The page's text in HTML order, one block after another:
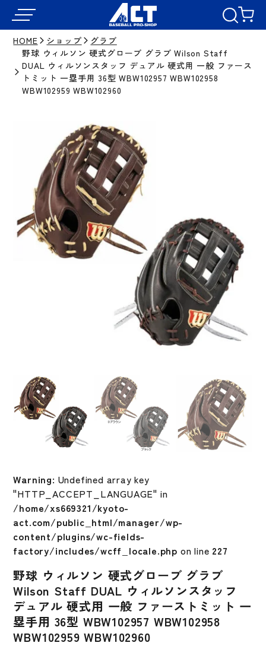
HOME ショップ
グラブ
野球 ウィルソン 硬式グローブ グラブ Wilson Staff
DUAL ウィルソンスタッフ デュアル 硬式用 一般 ファース
トミット 一塁手用 36型 WBW102957 WBW102958
WBW102959 WBW102960
Warning: Undefined array key
"HTTP_ACCEPT_LANGUAGE" in
/home/xs669321/kyoto-
act.com/public_html/manager/wp-
content/plugins/wc-fields-
factory/includes/wcff_locale.php on line 227
野球 ウィルソン 硬式グローブ グラブ
Wilson Staff DUAL ウィルソンスタッフ
デュアル 硬式用 一般 ファーストミット 一
塁手用 36型 WBW102957 WBW102958
WBW102959 WBW102960